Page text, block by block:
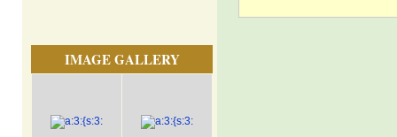
IMAGE GALLERY